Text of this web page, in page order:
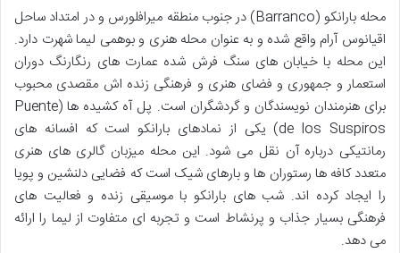
محله بارانکو (Barranco) در جنوب منطقه میرافلورس و در امتداد ساحل
اقیانوس آرام واقع شده و به عنوان محله هنری و بوهمی لیما شهرت دارد.
این محله با خیابان های سنگ فرش شده عمارت های رنگارنگ دوران
استعمار و جمهوری و فضای هنری و فرهنگی زنده اش مقصدی محبوب
برای هنرمندان نویسندگان و گردشگران است. پل آه کشیده ها (Puente
de los Suspiros) یکی از نمادهای بارانکو است که افسانه های
رمانتیکی درباره آن نقل می شود. این محله میزبان گالری های هنری
متعدد کافه ها رستوران ها و بارهای شیک است که فضایی دلنشین و پویا
را ایجاد کرده اند. شب های بارانکو با موسیقی زنده و فعالیت های
فرهنگی بسیار جذاب و پرنشاط است و تجربه ای متفاوت از لیما را ارائه
می دهد.